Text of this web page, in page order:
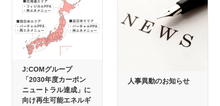
J:COMグループ
「2030年度カーボン
ニュートラル達成」に
向け再生可能エネルギ
人事異動のお知らせ